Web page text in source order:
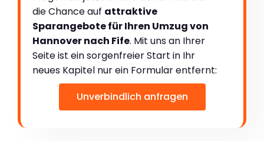
die Chance auf attraktive
Sparangebote für Ihren Umzug von
Hannover nach Fife. Mit uns an Ihrer
Seite ist ein sorgenfreier Start in Ihr
neues Kapitel nur ein Formular entfernt:
Unverbindlich anfragen